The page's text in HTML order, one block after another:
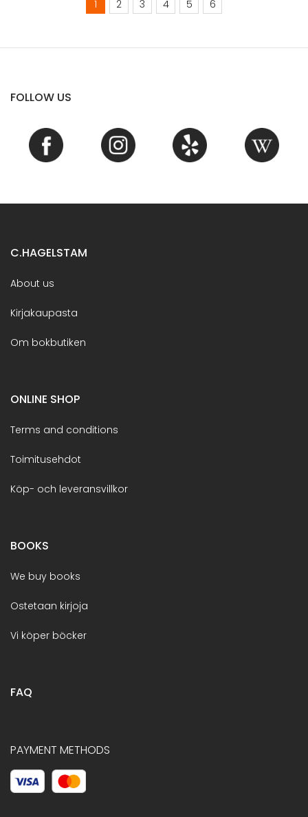
1 2 3 4 5 6
FOLLOW US
C.HAGELSTAM
About us
Kirjakaupasta
Om bokbutiken
ONLINE SHOP
Terms and conditions
Toimitusehdot
Köp- och leveransvillkor
BOOKS
We buy books
Ostetaan kirjoja
Vi köper böcker
FAQ
PAYMENT METHODS